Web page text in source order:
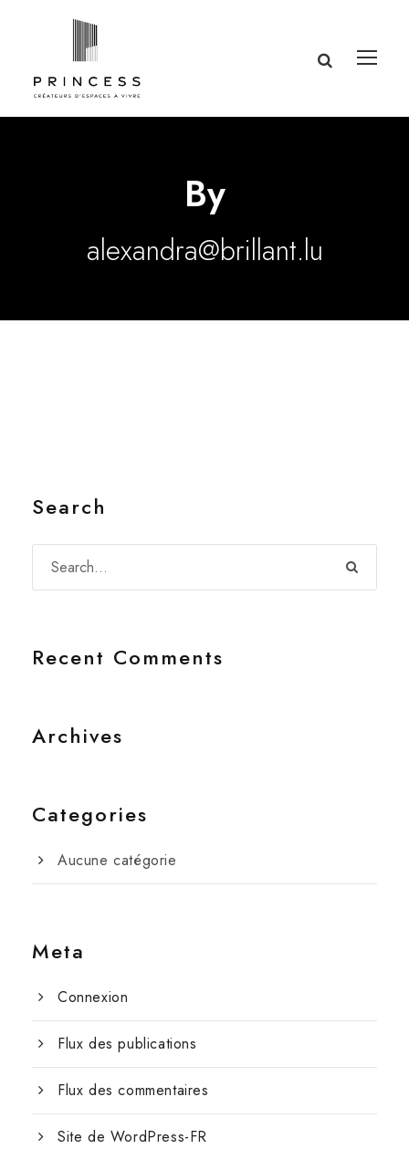
By
alexandra@brillant.lu
Search
Recent Comments
Archives
Categories
Aucune catégorie
Meta
Connexion
Flux des publications
Flux des commentaires
Site de WordPress-FR